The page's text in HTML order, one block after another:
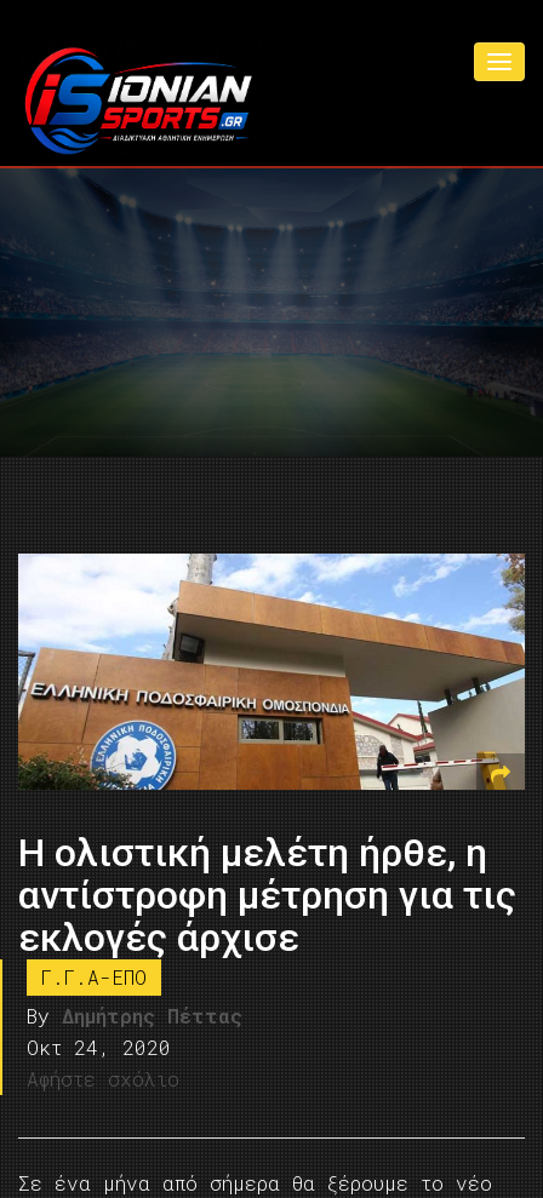
Η ολιστική μελέτη ήρθε, η
αντίστροφη μέτρηση για τις
εκλογές άρχισε
Γ.Γ.Α-ΕΠΟ
By Δημήτρης Πέττας
Οκτ 24, 2020
Αφήστε σχόλιο
Σε ένα μήνα από σήμερα θα ξέρουμε το νέο